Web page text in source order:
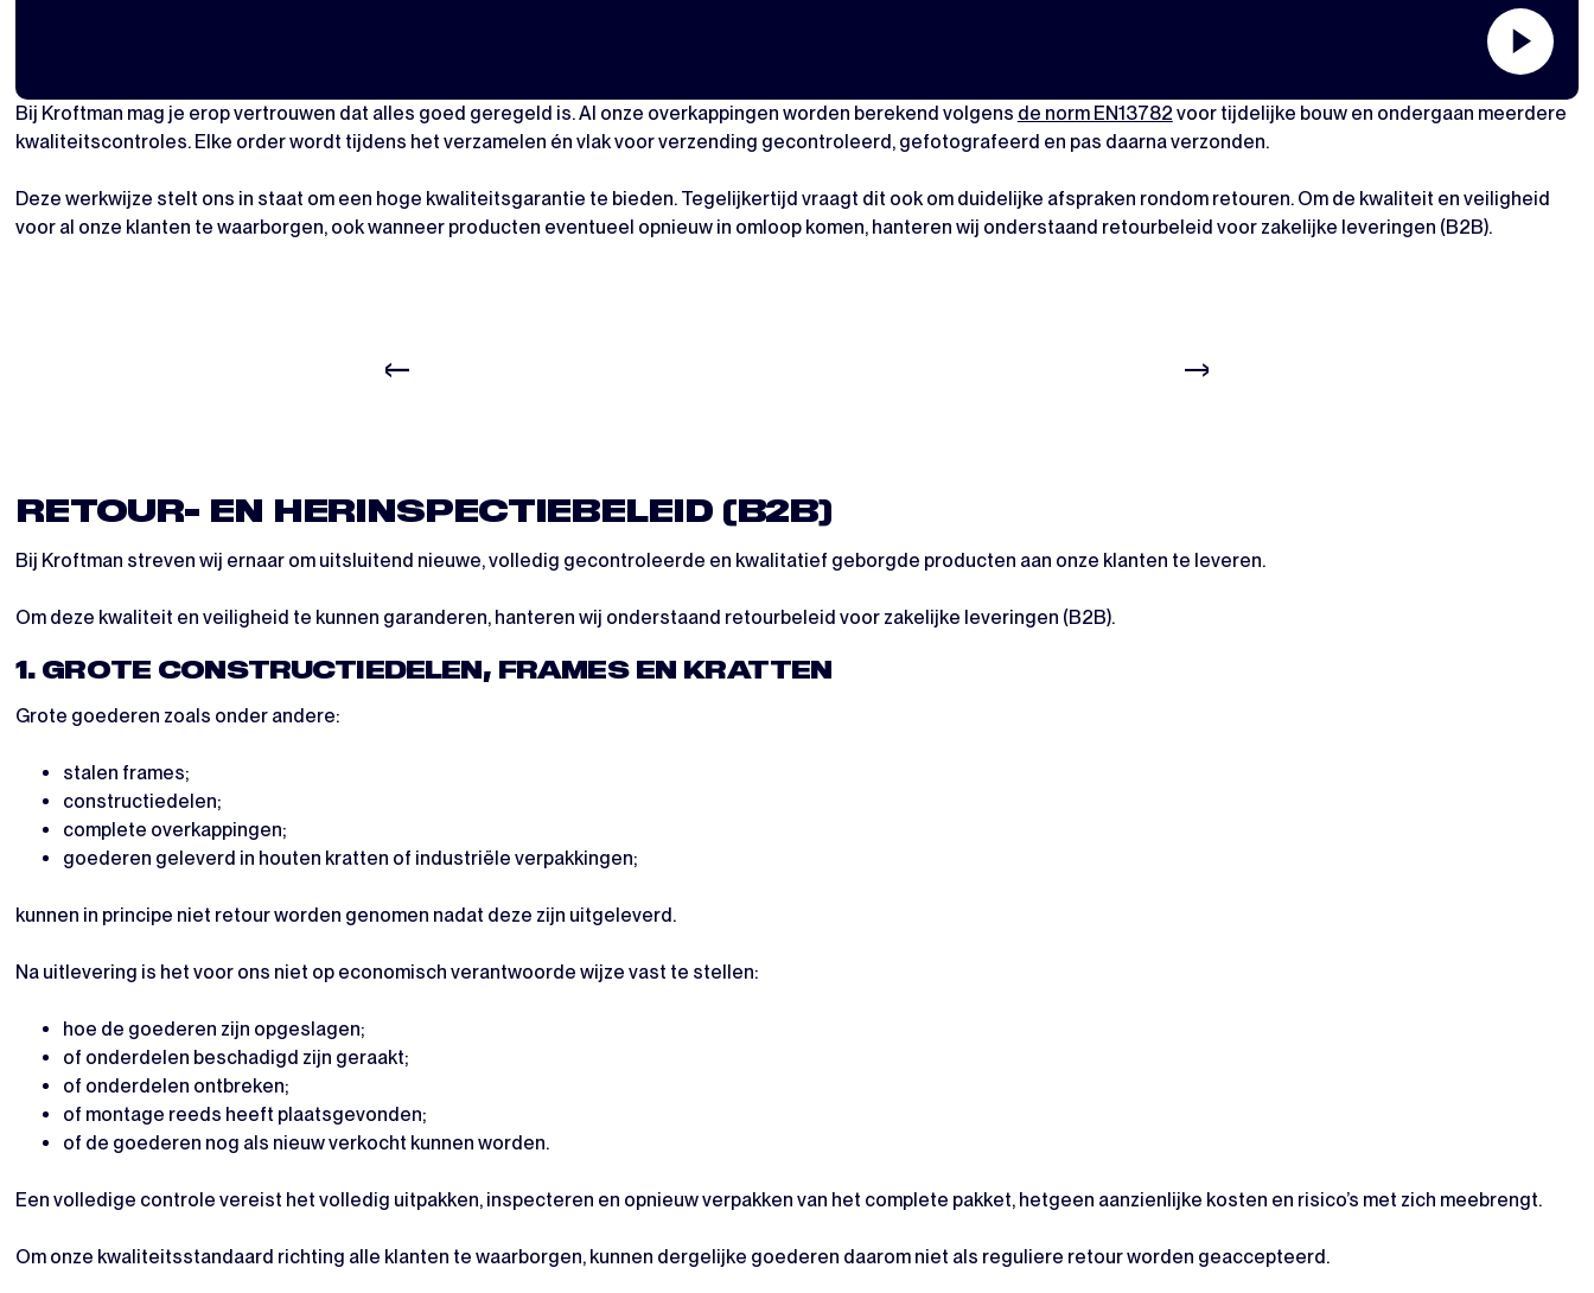
Bij Kroftman mag je erop vertrouwen dat alles goed geregeld is. Al onze overkappingen worden berekend volgens de norm EN13782 voor tijdelijke bouw en ondergaan meerdere
kwaliteitscontroles. Elke order wordt tijdens het verzamelen én vlak voor verzending gecontroleerd, gefotografeerd en pas daarna verzonden.
Deze werkwijze stelt ons in staat om een hoge kwaliteitsgarantie te bieden. Tegelijkertijd vraagt dit ook om duidelijke afspraken rondom retouren. Om de kwaliteit en veiligheid
voor al onze klanten te waarborgen, ook wanneer producten eventueel opnieuw in omloop komen, hanteren wij onderstaand retourbeleid voor zakelijke leveringen (B2B).
RETOUR- EN HERINSPECTIEBELEID (B2B)
Bij Kroftman streven wij ernaar om uitsluitend nieuwe, volledig gecontroleerde en kwalitatief geborgde producten aan onze klanten te leveren.
Om deze kwaliteit en veiligheid te kunnen garanderen, hanteren wij onderstaand retourbeleid voor zakelijke leveringen (B2B).
1. GROTE CONSTRUCTIEDELEN, FRAMES EN KRATTEN
Grote goederen zoals onder andere:
stalen frames;
constructiedelen;
complete overkappingen;
goederen geleverd in houten kratten of industriële verpakkingen;
kunnen in principe niet retour worden genomen nadat deze zijn uitgeleverd.
Na uitlevering is het voor ons niet op economisch verantwoorde wijze vast te stellen:
hoe de goederen zijn opgeslagen;
of onderdelen beschadigd zijn geraakt;
of onderdelen ontbreken;
of montage reeds heeft plaatsgevonden;
of de goederen nog als nieuw verkocht kunnen worden.
Een volledige controle vereist het volledig uitpakken, inspecteren en opnieuw verpakken van het complete pakket, hetgeen aanzienlijke kosten en risico’s met zich meebrengt.
Om onze kwaliteitsstandaard richting alle klanten te waarborgen, kunnen dergelijke goederen daarom niet als reguliere retour worden geaccepteerd.